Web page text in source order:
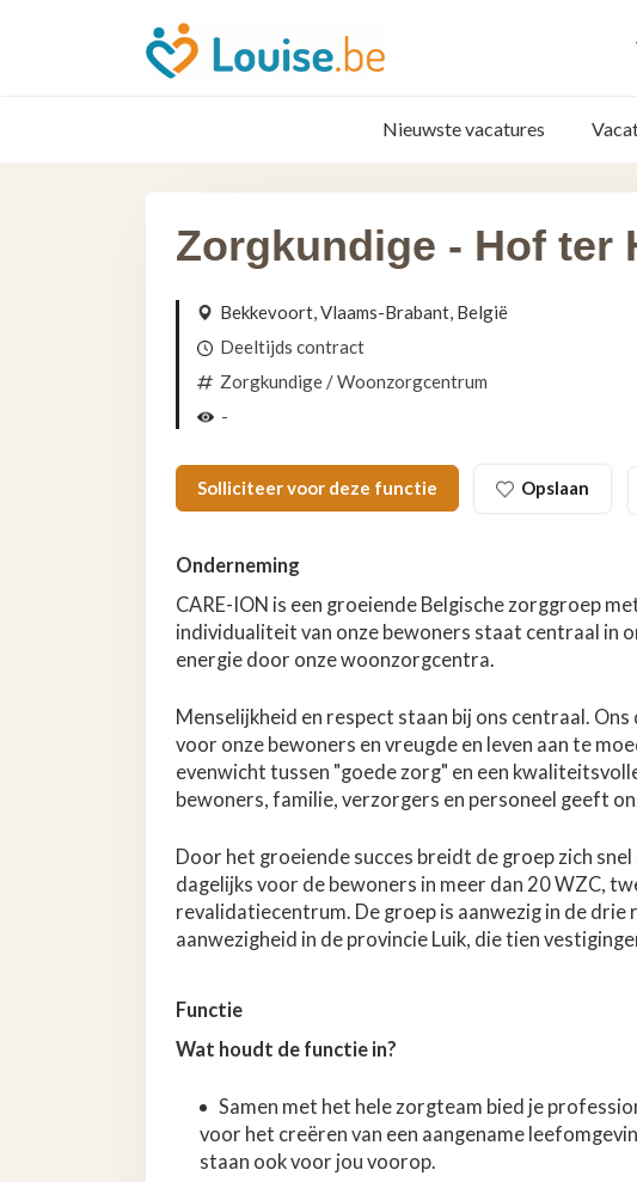
Nieuwste vacatures
Zorgkundige - Hof ter
Bekkevoort, Vlaams-Brabant, België
Deeltijds contract
Zorgkundige / Woonzorgcentrum
-
Solliciteer voor deze functie Opslaan
Onderneming
CARE-ION is een groeiende Belgische zorggroep
individualiteit van onze bewoners staat centraal in
energie door onze woonzorgcentra.
Menselijkheid en respect staan bij ons centraal.
voor onze bewoners en vreugde en leven aan te
evenwicht tussen "goede zorg" en een
bewoners, familie, verzorgers en personeel geeft
Door het groeiende succes breidt de groep zich
dagelijks voor de bewoners in meer dan 20 WZC,
revalidatiecentrum. De groep is aanwezig in de drie
aanwezigheid in de provincie Luik, die tien
Functie
Wat houdt de functie in?
Samen met het hele zorgteam bied je
voor het creëren van een aangename
staan ook voor jou voorop.